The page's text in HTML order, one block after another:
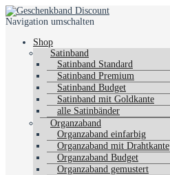
Navigation umschalten
Shop
Satinband
Satinband Standard
Satinband Premium
Satinband Budget
Satinband mit Goldkante
alle Satinbänder
Organzaband
Organzaband einfarbig
Organzaband mit Drahtkante
Organzaband Budget
Organzaband gemustert